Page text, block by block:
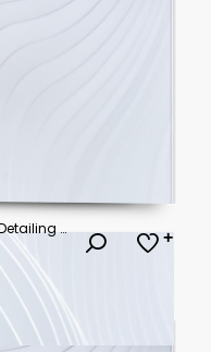
Abstract Floral Wallpaper with Gold Detailing and Marble Background. 3D relief wallpaper with Majestic 3D Wall Mural. floral landscapes. 3d floral art, floral wallpaper, Luxurious textile tile wall